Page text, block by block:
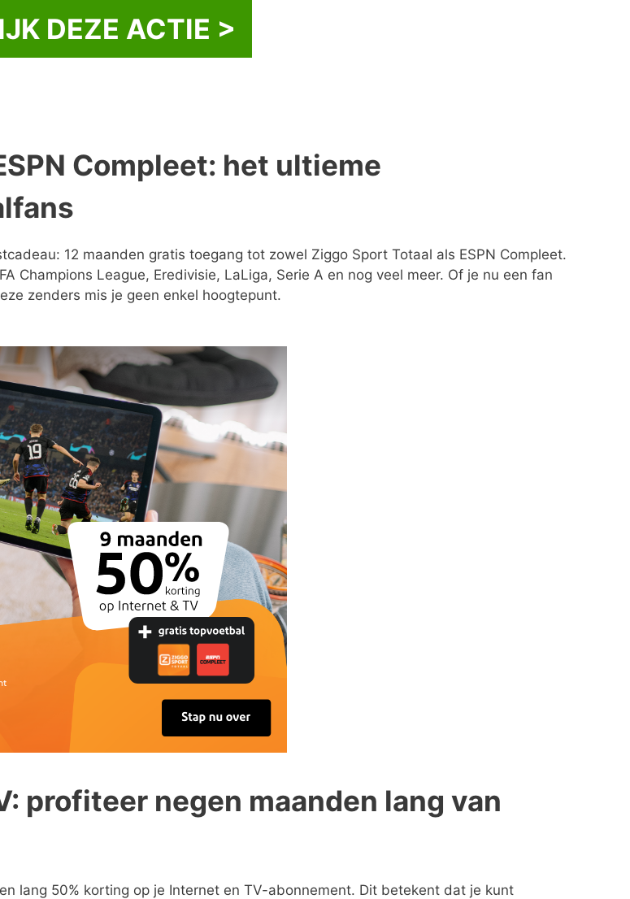
DEZE ACTIE >
Compleet: het ultieme
12 maanden gratis toegang tot zowel Ziggo Sport Totaal als ESPN Compleet.
Champions League, Eredivisie, LaLiga, Serie A en nog veel meer. Of je nu een fan
zenders mis je geen enkel hoogtepunt.
profiteer negen maanden lang van
lang 50% korting op je Internet en TV-abonnement. Dit betekent dat je kunt